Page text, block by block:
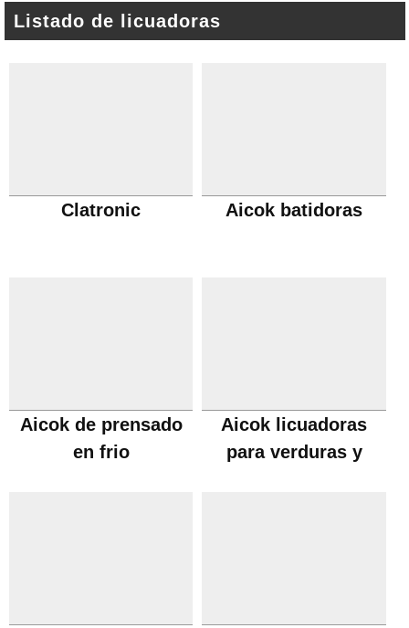
Listado de licuadoras
Clatronic Aicok batidoras
Aicok de prensado
en frio
Aicok licuadoras
para verduras y